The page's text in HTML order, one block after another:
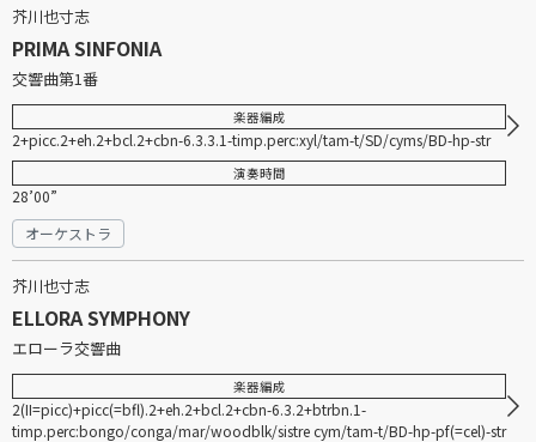
芥川也寸志
PRIMA SINFONIA
交響曲第1番
楽器編成
2+picc.2+eh.2+bcl.2+cbn-6.3.3.1-timp.perc:xyl/tam-t/SD/cyms/BD-hp-str
演奏時間
28’00”
オーケストラ
芥川也寸志
ELLORA SYMPHONY
エローラ交響曲
楽器編成
2(II=picc)+picc(=bfl).2+eh.2+bcl.2+cbn-6.3.2+btrbn.1-
timp.perc:bongo/conga/mar/woodblk/sistre cym/tam-t/BD-hp-pf(=cel)-str